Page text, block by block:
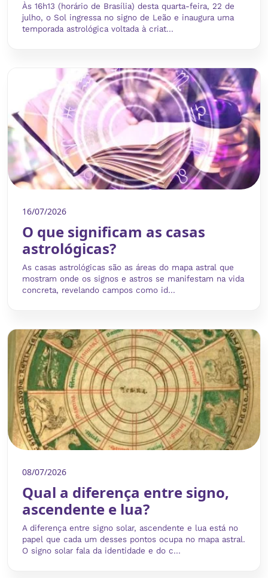
Às 16h13 (horário de Brasília) desta quarta-feira, 22 de
julho, o Sol ingressa no signo de Leão e inaugura uma
temporada astrológica voltada à criat...
16/07/2026
O que significam as casas
astrológicas?
As casas astrológicas são as áreas do mapa astral que
mostram onde os signos e astros se manifestam na vida
concreta, revelando campos como id...
08/07/2026
Qual a diferença entre signo,
ascendente e lua?
A diferença entre signo solar, ascendente e lua está no
papel que cada um desses pontos ocupa no mapa astral.
O signo solar fala da identidade e do c...